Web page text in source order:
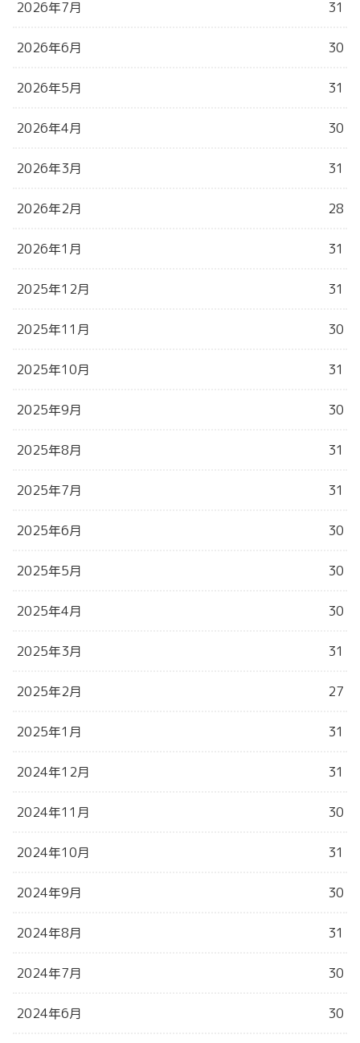
2026年7月 31
2026年6月 30
2026年5月 31
2026年4月 30
2026年3月 31
2026年2月 28
2026年1月 31
2025年12月 31
2025年11月 30
2025年10月 31
2025年9月 30
2025年8月 31
2025年7月 31
2025年6月 30
2025年5月 30
2025年4月 30
2025年3月 31
2025年2月 27
2025年1月 31
2024年12月 31
2024年11月 30
2024年10月 31
2024年9月 30
2024年8月 31
2024年7月 30
2024年6月 30